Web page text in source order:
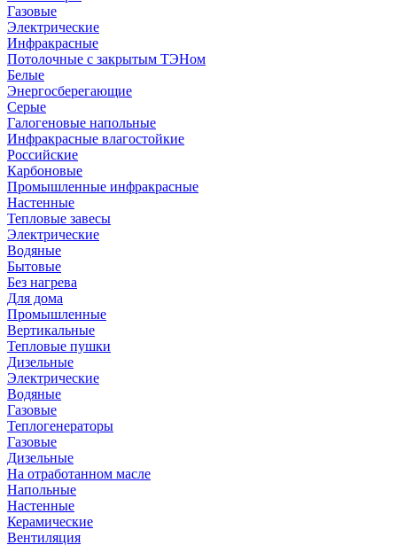
Газовые
Электрические
Инфракрасные
Потолочные с закрытым ТЭНом
Белые
Энергосберегающие
Серые
Галогеновые напольные
Инфракрасные влагостойкие
Российские
Карбоновые
Промышленные инфракрасные
Настенные
Тепловые завесы
Электрические
Водяные
Бытовые
Без нагрева
Для дома
Промышленные
Вертикальные
Тепловые пушки
Дизельные
Электрические
Водяные
Газовые
Теплогенераторы
Газовые
Дизельные
На отработанном масле
Напольные
Настенные
Керамические
Вентиляция